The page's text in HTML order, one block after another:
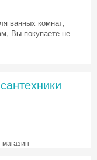
ванных комнат,
Вы покупаете не